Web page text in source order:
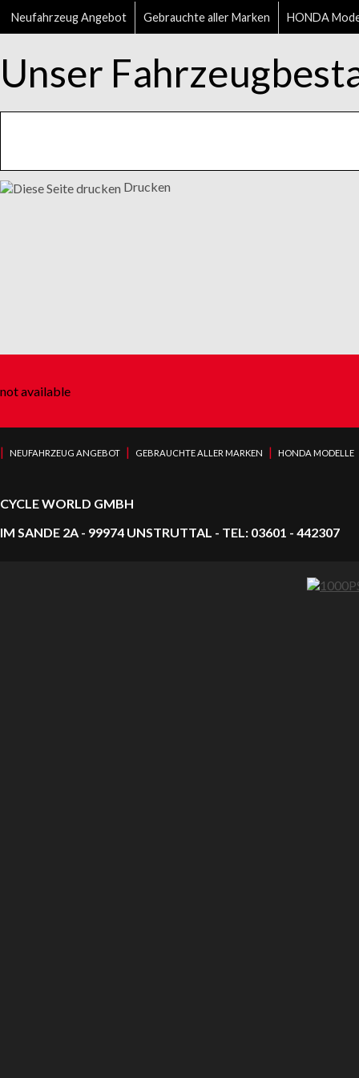
Neufahrzeug Angebot Gebrauchte aller Marken HONDA
Unser
Drucken
not available
| NEUFAHRZEUG ANGEBOT | GEBRAUCHTE ALLER MARKEN | HONDA MODELLE
CYCLE WORLD GMBH
IM SANDE 2A - 99974 UNSTRUTTAL - TEL: 03601 - 442307